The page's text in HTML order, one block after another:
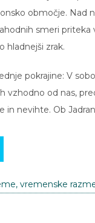
območje. Nad
smeri priteka
hladnejši zrak.
pokrajine: V
vzhodno od nas,
in nevihte. Ob
, vremenske